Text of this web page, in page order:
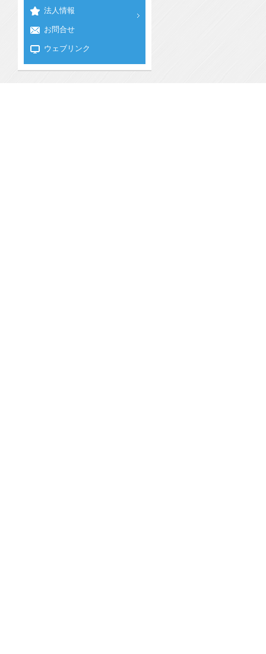
法人情報
お問合せ
ウェブリンク